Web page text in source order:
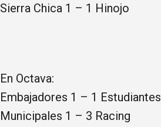
Sierra Chica 1 – 1 Hinojo
En Octava:
Embajadores 1 – 1 Estudiantes
Municipales 1 – 3 Racing